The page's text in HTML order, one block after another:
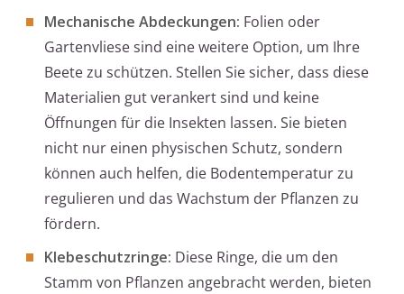
Mechanische Abdeckungen: Folien oder
Gartenvliese sind eine weitere Option, um Ihre
Beete zu schützen. Stellen Sie sicher, dass diese
Materialien gut verankert sind und keine
Öffnungen für die Insekten lassen. Sie bieten
nicht nur einen physischen Schutz, sondern
können auch helfen, die Bodentemperatur zu
regulieren und das Wachstum der Pflanzen zu
fördern.
Klebeschutzringe: Diese Ringe, die um den
Stamm von Pflanzen angebracht werden, bieten